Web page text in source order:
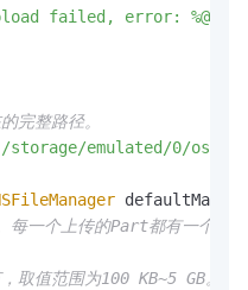
failed, error: %@"
完整路径。
storage/emulated/0/oss/
一个上传的Part都有一个分
取值范围为100 KB~5 GB。